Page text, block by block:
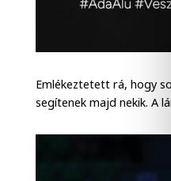
Emlékeztetett rá, hogy
segítenek majd nekik. A